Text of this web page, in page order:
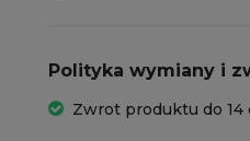
Polityka wymiany i
Zwrot produktu do 14